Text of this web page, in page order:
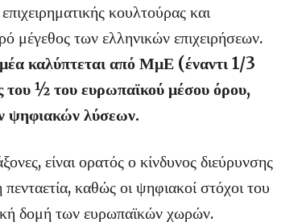
κουλτούρας και
μέγεθος των ελληνικών επιχειρήσεων.
καλύπτεται από ΜμΕ (έναντι 1/3
του ½ του ευρωπαϊκού μέσου όρου,
ψηφιακών λύσεων.
είναι ορατός ο κίνδυνος διεύρυνσης
καθώς οι ψηφιακοί στόχοι του
δομή των ευρωπαϊκών χωρών.